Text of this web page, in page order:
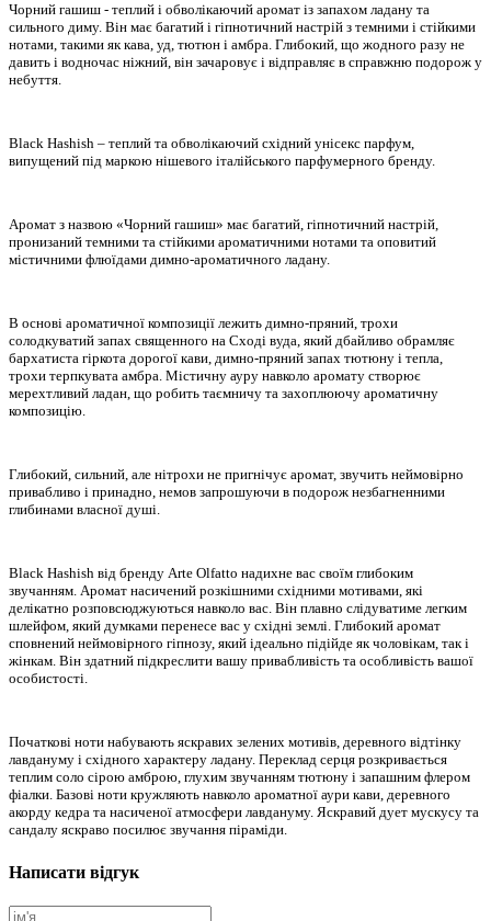
Чорний гашиш - теплий і обволікаючий аромат із запахом ладану та
сильного диму. Він має багатий і гіпнотичний настрій з темними і стійкими
нотами, такими як кава, уд, тютюн і амбра. Глибокий, що жодного разу не
давить і водночас ніжний, він зачаровує і відправляє в справжню подорож у
небуття.
Black Hashish – теплий та обволікаючий східний унісекс парфум,
випущений під маркою нішевого італійського парфумерного бренду.
Аромат з назвою «Чорний гашиш» має багатий, гіпнотичний настрій,
пронизаний темними та стійкими ароматичними нотами та оповитий
містичними флюїдами димно-ароматичного ладану.
В основі ароматичної композиції лежить димно-пряний, трохи
солодкуватий запах священного на Сході вуда, який дбайливо обрамляє
бархатиста гіркота дорогої кави, димно-пряний запах тютюну і тепла,
трохи терпкувата амбра. Містичну ауру навколо аромату створює
мерехтливий ладан, що робить таємничу та захоплюючу ароматичну
композицію.
Глибокий, сильний, але нітрохи не пригнічує аромат, звучить неймовірно
привабливо і принадно, немов запрошуючи в подорож незбагненними
глибинами власної душі.
Black Hashish від бренду Arte Olfatto надихне вас своїм глибоким
звучанням. Аромат насичений розкішними східними мотивами, які
делікатно розповсюджуються навколо вас. Він плавно слідуватиме легким
шлейфом, який думками перенесе вас у східні землі. Глибокий аромат
сповнений неймовірного гіпнозу, який ідеально підійде як чоловікам, так і
жінкам. Він здатний підкреслити вашу привабливість та особливість вашої
особистості.
Початкові ноти набувають яскравих зелених мотивів, деревного відтінку
лавдануму і східного характеру ладану. Переклад серця розкривається
теплим соло сірою амброю, глухим звучанням тютюну і запашним флером
фіалки. Базові ноти кружляють навколо ароматної аури кави, деревного
акорду кедра та насиченої атмосфери лавдануму. Яскравий дует мускусу та
сандалу яскраво посилює звучання піраміди.
Написати відгук